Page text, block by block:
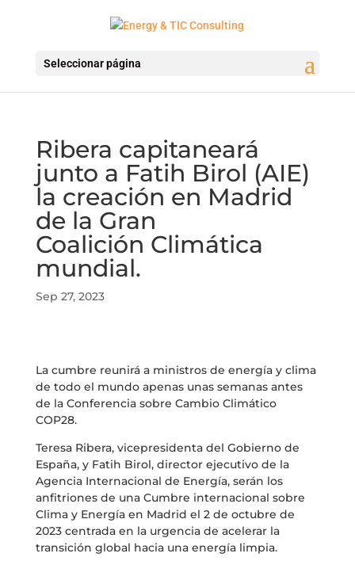
Seleccionar página
Ribera capitaneará
junto a Fatih Birol (AIE)
la creación en Madrid
de la Gran
Coalición Climática
mundial.
Sep 27, 2023
La cumbre reunirá a ministros de energía y clima
de todo el mundo apenas unas semanas antes
de la Conferencia sobre Cambio Climático
COP28.
Teresa Ribera, vicepresidenta del Gobierno de
España, y Fatih Birol, director ejecutivo de la
Agencia Internacional de Energía, serán los
anfitriones de una Cumbre internacional sobre
Clima y Energía en Madrid el 2 de octubre de
2023 centrada en la urgencia de acelerar la
transición global hacia una energía limpia.